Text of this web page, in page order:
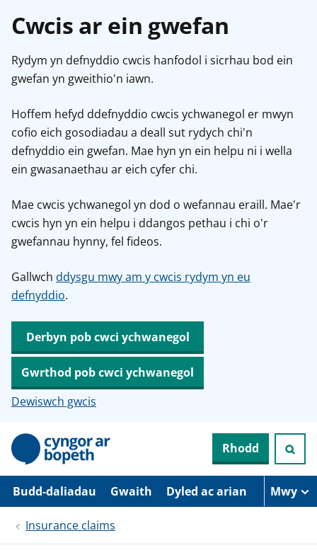
Cwcis ar ein gwefan
Rydym yn defnyddio cwcis hanfodol i sicrhau bod ein
gwefan yn gweithio'n iawn.
Hoffem hefyd ddefnyddio cwcis ychwanegol er mwyn
cofio eich gosodiadau a deall sut rydych chi'n
defnyddio ein gwefan. Mae hyn yn ein helpu ni i wella
ein gwasanaethau ar eich cyfer chi.
Mae cwcis ychwanegol yn dod o wefannau eraill. Mae'r
cwcis hyn yn ein helpu i ddangos pethau i chi o'r
gwefannau hynny, fel fideos.
Gallwch ddysgu mwy am y cwcis rydym yn eu
defnyddio.
Derbyn pob cwci ychwanegol
Gwrthod pob cwci ychwanegol
Dewiswch gwcis
N
d
r
Rhodd
Budd-daliadau Gwaith Dyled ac arian Mwy
Insurance claims